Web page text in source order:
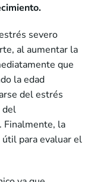
severo
al aumentar la
que
la edad
del estrés
del
Finalmente, la
para evaluar el